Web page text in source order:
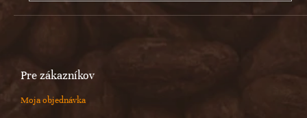
Pre zákazníkov
Moja objednávka